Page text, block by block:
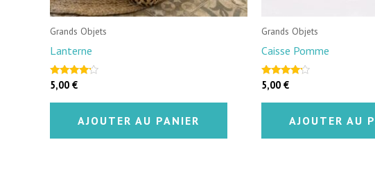
Grands Objets
Lanterne
Note
4.00
sur 5
5,00 €
AJOUTER AU PANIER
Grands Objets
Caisse Pomme
Note
4.00
sur 5
5,00 €
AJOUTER AU